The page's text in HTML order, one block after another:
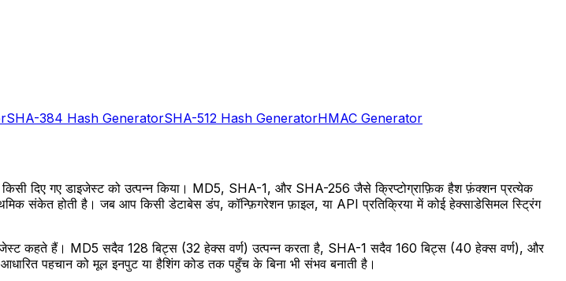
SHA-384 Hash GeneratorSHA-512 Hash GeneratorHMAC Generator
ने किसी दिए गए डाइजेस्ट को उत्पन्न किया। MD5, SHA-1, और SHA-256 जैसे क्रिप्टोग्राफ़िक हैश फ़ंक्शन प्रत्येक
संकेत होती है। जब आप किसी डेटाबेस डंप, कॉन्फ़िगरेशन फ़ाइल, या API प्रतिक्रिया में कोई हेक्साडेसिमल स्ट्रिंग
कहते हैं। MD5 सदैव 128 बिट्स (32 हेक्स वर्ण) उत्पन्न करता है, SHA-1 सदैव 160 बिट्स (40 हेक्स वर्ण), और
पहचान को मूल इनपुट या हैशिंग कोड तक पहुँच के बिना भी संभव बनाती है।